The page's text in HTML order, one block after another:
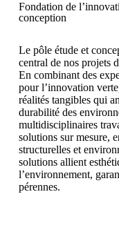
Fondation de
conception
Le pôle étude et
central de nos projets
En combinant des
pour l’innovation
réalités tangibles qui
durabilité des
multidisciplinaires
solutions sur mesure,
structurelles et
solutions allient
l’environnement,
pérennes.